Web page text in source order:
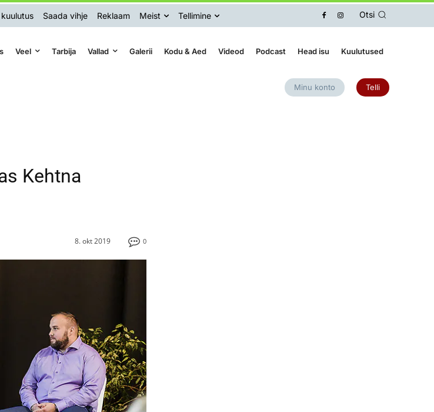
Saada vihje Reklaam Meist Tellimine Otsi
Veel Tarbija Vallad Galerii Kodu & Aed Videod Podcast Head isu Kuulutused
Minu konto Telli
Kehtna
0
8. okt 2019